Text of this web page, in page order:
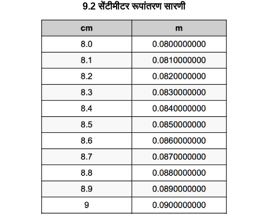
9.2 सेंटीमीटर रूपांतरण सारणी